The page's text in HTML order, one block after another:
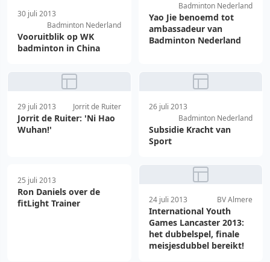
30 juli 2013
Badminton Nederland
Vooruitblik op WK
badminton in China
Badminton Nederland
Yao Jie benoemd tot
ambassadeur van
Badminton Nederland
29 juli 2013 Jorrit de Ruiter
Jorrit de Ruiter: 'Ni Hao
Wuhan!'
26 juli 2013
Badminton Nederland
Subsidie Kracht van
Sport
25 juli 2013
Ron Daniels over de
fitLight Trainer
24 juli 2013 BV Almere
International Youth
Games Lancaster 2013:
het dubbelspel, finale
meisjesdubbel bereikt!